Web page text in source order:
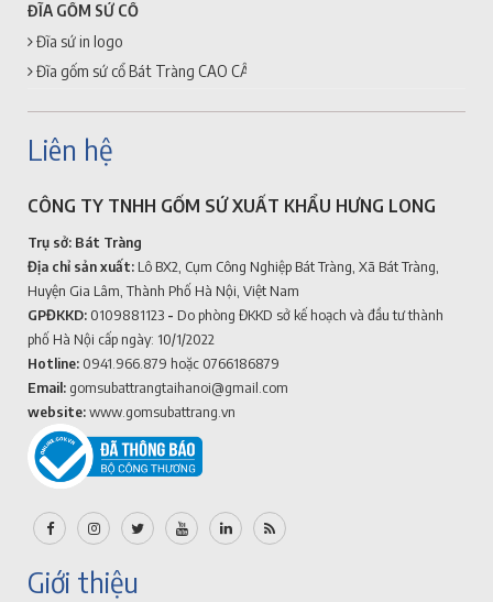
ĐĨA GỐM SỨ CỔ
Đĩa sứ in logo
Đĩa gốm sứ cổ Bát Tràng CAO CẤP + GIÁ RẺ
Liên hệ
CÔNG TY TNHH GỐM SỨ XUẤT KHẨU HƯNG LONG
Trụ sở: Bát Tràng
Địa chỉ sản xuất: Lô BX2, Cụm Công Nghiệp Bát Tràng, Xã Bát Tràng,
Huyện Gia Lâm, Thành Phố Hà Nội, Việt Nam
GPĐKKD: 0109881123 - Do phòng ĐKKD sở kế hoạch và đầu tư thành
phố Hà Nội cấp ngày: 10/1/2022
Hotline: 0941.966.879 hoặc 0766186879
Email: gomsubattrangtaihanoi@gmail.com
website:www.gomsubattrang.vn
Giới thiệu